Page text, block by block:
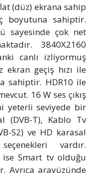
(düz) ekrana sahip
boyutuna sahiptir.
sayesinde çok net
3840X2160
canlı izliyormuş
geçiş hızı ile
sahiptir. HDR10 ile
16 W ses çıkış
yeterli seviyede bir
(DVB-T), Kablo Tv
S2) ve HD karasal
vardır.
Smart tv olduğu
Ayrıca arayüzünde